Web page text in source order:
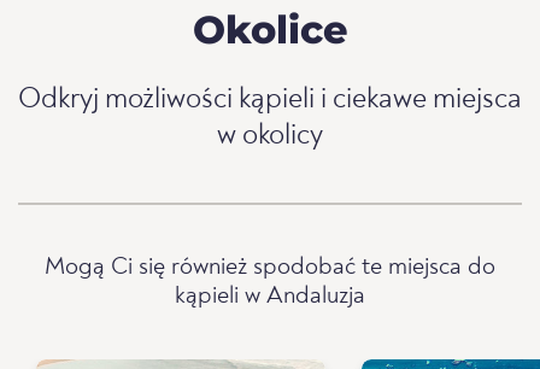
Okolice
Odkryj możliwości kąpieli i ciekawe miejsca
w okolicy
Mogą Ci się również spodobać te miejsca do
kąpieli w Andaluzja